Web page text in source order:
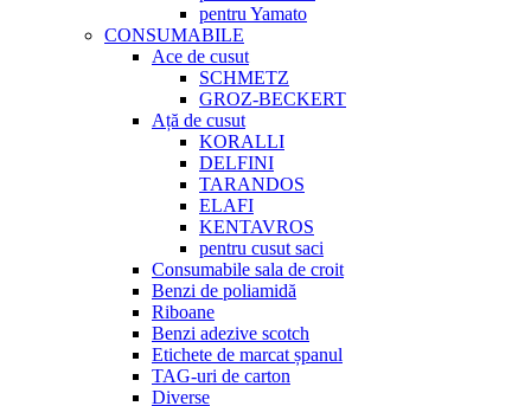
pentru Yamato
CONSUMABILE
Ace de cusut
SCHMETZ
GROZ-BECKERT
Ață de cusut
KORALLI
DELFINI
TARANDOS
ELAFI
KENTAVROS
pentru cusut saci
Consumabile sala de croit
Benzi de poliamidă
Riboane
Benzi adezive scotch
Etichete de marcat șpanul
TAG-uri de carton
Diverse